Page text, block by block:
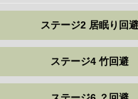
ステージ2 居眠り回
ステージ4 竹回避